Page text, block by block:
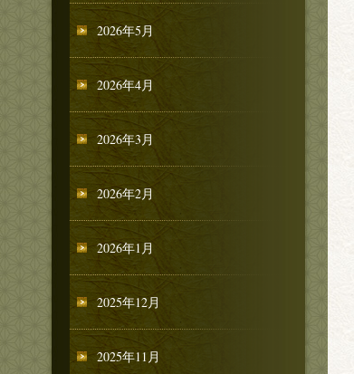
2026年5月
2026年4月
2026年3月
2026年2月
2026年1月
2025年12月
2025年11月